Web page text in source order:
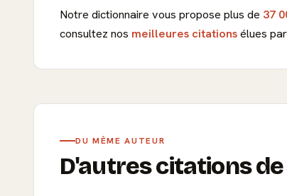
Notre dictionnaire vous propose plus de 37
consultez nos meilleures citationsélues
DU MÊME AUTEUR
D'autres citations